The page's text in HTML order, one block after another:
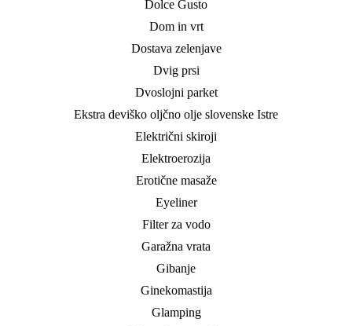
Dolce Gusto
Dom in vrt
Dostava zelenjave
Dvig prsi
Dvoslojni parket
Ekstra deviško oljčno olje slovenske Istre
Električni skiroji
Elektroerozija
Erotične masaže
Eyeliner
Filter za vodo
Garažna vrata
Gibanje
Ginekomastija
Glamping